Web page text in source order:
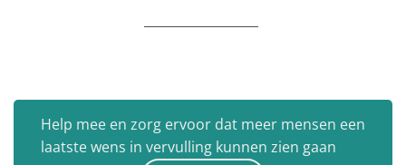
Help mee en zorg ervoor dat meer mensen een
laatste wens in vervulling kunnen zien gaan